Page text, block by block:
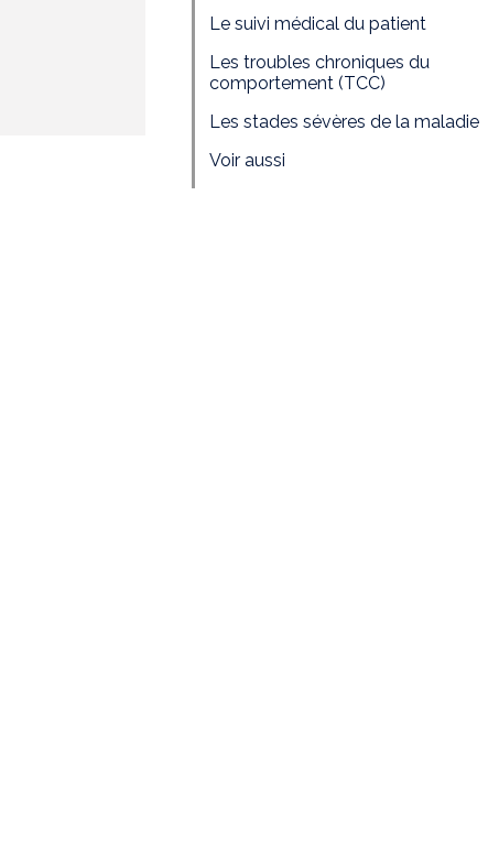
Le suivi médical du patient
Les troubles chroniques du
comportement (TCC)
Les stades sévères de la maladie
Voir aussi